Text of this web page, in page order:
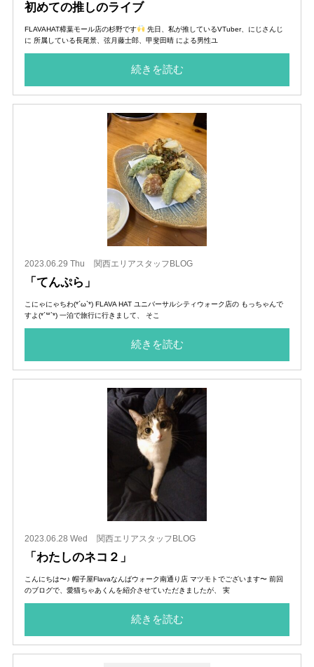
初めての推しのライブ
FLAVAHAT樟葉モール店の杉野です
先日、私が推しているVTuber、にじさんじ
に 所属している長尾景、弦月藤士郎、甲斐田晴 による男性ユ
続きを読む
2023.06.29 Thu 関西エリアスタッフBLOG
「てんぷら」
こにゃにゃちわ(*´ω`*) FLAVA HAT ユニバーサルシティウォーク店の もっちゃんで
すよ(*´꒳`*) 一泊で旅行に行きまして、 そこ
続きを読む
2023.06.28 Wed 関西エリアスタッフBLOG
「わたしのネコ２」
こんにちは〜♪ 帽子屋Flavaなんばウォーク南通り店 マツモトでございます〜 前回
のブログで、愛猫ちゃあくんを紹介させていただきましたが、 実
続きを読む